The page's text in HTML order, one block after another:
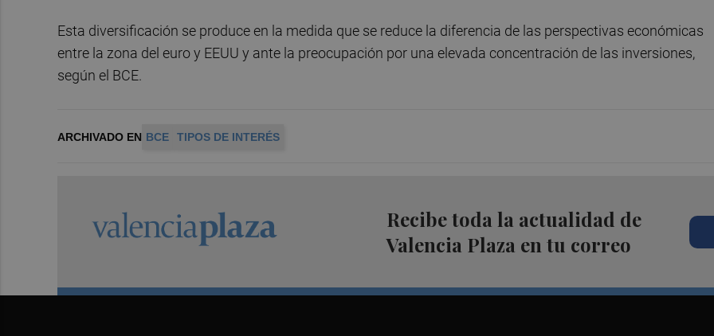
Esta diversificación se produce en la medida que se reduce la diferencia de las perspectivas económicas
entre la zona del euro y EEUU y ante la preocupación por una elevada concentración de las inversiones,
según el BCE.
ARCHIVADO EN BCE TIPOS DE INTERÉS
Recibe toda la actualidad de
Valencia Plaza en tu correo